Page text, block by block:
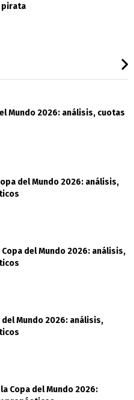
pirata
Mundo 2026: análisis, cuotas
del Mundo 2026: análisis,
del Mundo 2026: análisis,
del Mundo 2026: análisis,
Copa del Mundo 2026: